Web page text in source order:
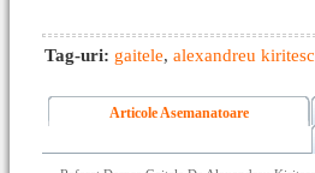
Tag-uri: gaitele, alexandreu
Articole Asemanatoare